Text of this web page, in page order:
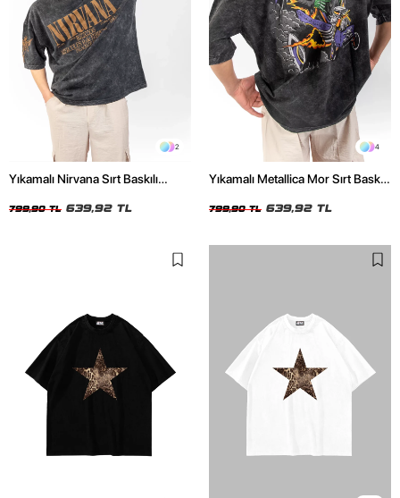
2
Yıkamalı Nirvana Sırt Baskılı
799,90 TL 639,92 TL
4
Yıkamalı Metallica Mor Sırt Baskılı
799,90 TL 639,92 TL